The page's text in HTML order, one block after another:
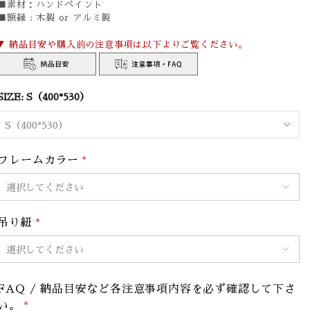
素材： ハンドペイント
額縁 : 木製 or アルミ製
納品目安や購入前の注意事項は以下よりご覧ください。
S（400*530）
S（400*530）
レームカラー *
り紐 *
/ 納品目安など各注意事項内容を必ず確認して下さ
。
*